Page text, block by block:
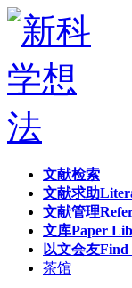
文献检索
文献求助
文献管理
文库Paper
以文会友Find
茶馆